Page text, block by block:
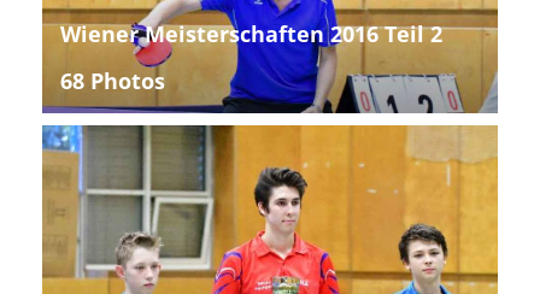
Wiener Meisterschaften 2016 Teil 2
68 Photos